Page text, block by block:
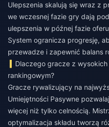
Ulepszenia skalują się wraz z
we wczesnej fazie gry dają
ulepszenia w późnej fazie
System ogranicza progresję,
przewadze i zapewnić balans
Dlaczego gracze z
rankingowym?
Gracze rywalizujący na
Umiejętności Pasywne
więcej niż tylko celnością.
optymalizacja składu tworzą